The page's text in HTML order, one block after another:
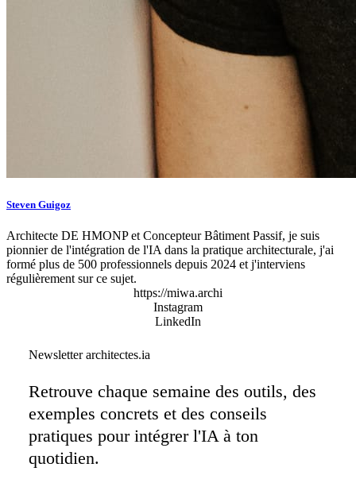
Steven Guigoz
Architecte DE HMONP et Concepteur Bâtiment Passif, je suis
pionnier de l'intégration de l'IA dans la pratique architecturale, j'ai
formé plus de 500 professionnels depuis 2024 et j'interviens
régulièrement sur ce sujet.
https://miwa.archi
Instagram
LinkedIn
Newsletter architectes.ia
Retrouve chaque semaine des outils, des
exemples concrets et des conseils
pratiques pour intégrer l'IA à ton
quotidien.